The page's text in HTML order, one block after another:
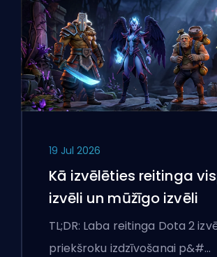
19 Jul 2026
Kā izvēlēties reitinga
izvēli un mūžīgo izvēli
TL;DR: Laba reitinga Dota 2
priekšroku izdzīvošanai p&#…